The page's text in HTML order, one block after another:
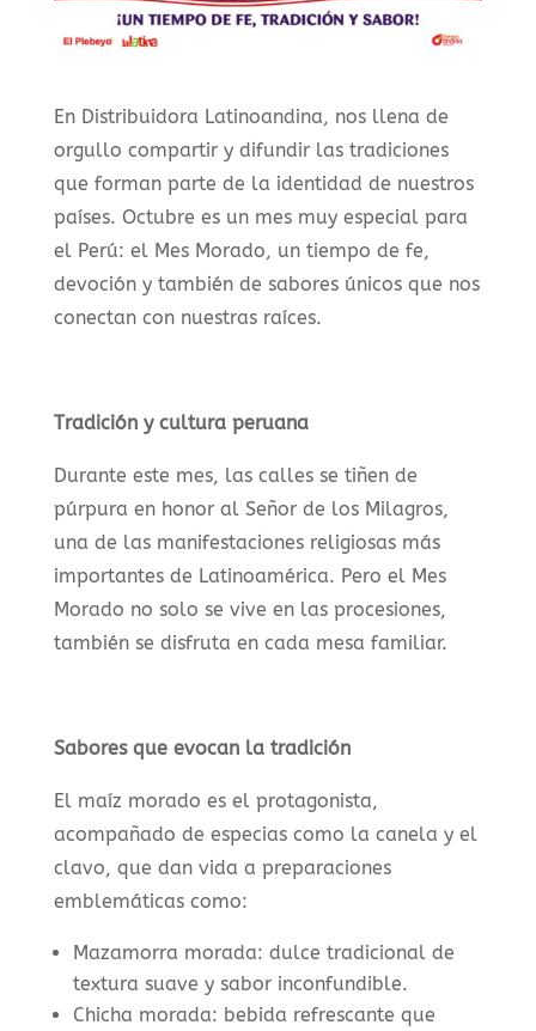
En Distribuidora Latinoandina, nos llena de
orgullo compartir y difundir las tradiciones
que forman parte de la identidad de nuestros
países. Octubre es un mes muy especial para
el Perú: el Mes Morado, un tiempo de fe,
devoción y también de sabores únicos que nos
conectan con nuestras raíces.
Tradición y cultura peruana
Durante este mes, las calles se tiñen de
púrpura en honor al Señor de los Milagros,
una de las manifestaciones religiosas más
importantes de Latinoamérica. Pero el Mes
Morado no solo se vive en las procesiones,
también se disfruta en cada mesa familiar.
Sabores que evocan la tradición
El maíz morado es el protagonista,
acompañado de especias como la canela y el
clavo, que dan vida a preparaciones
emblemáticas como:
Mazamorra morada: dulce tradicional de
textura suave y sabor inconfundible.
Chicha morada: bebida refrescante que